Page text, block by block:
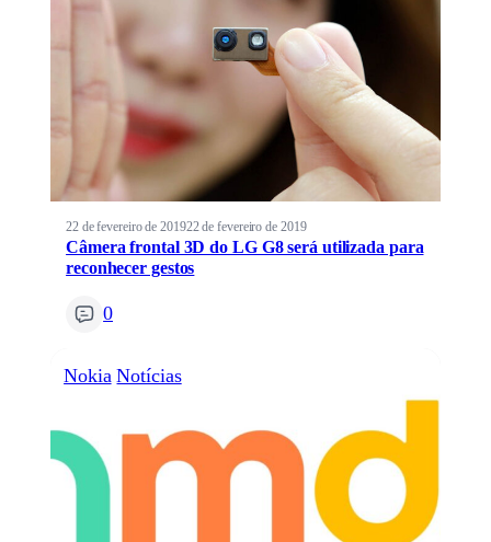
22 de fevereiro de 201922 de fevereiro de 2019
Câmera frontal 3D do LG G8 será utilizada para
reconhecer gestos
0
Nokia Notícias